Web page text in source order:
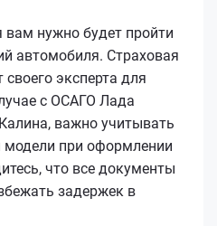
вам нужно будет пройти
автомобиля. Страховая
эксперта для
с ОСАГО Лада
важно учитывать
модели при оформлении
что все документы
задержек в